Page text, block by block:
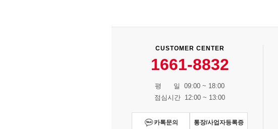
CUSTOMER CENTER
1661-8832
평 일 09:00 ~ 18:00
점심시간 12:00 ~ 13:00
카톡문의 통장/사업자등록증